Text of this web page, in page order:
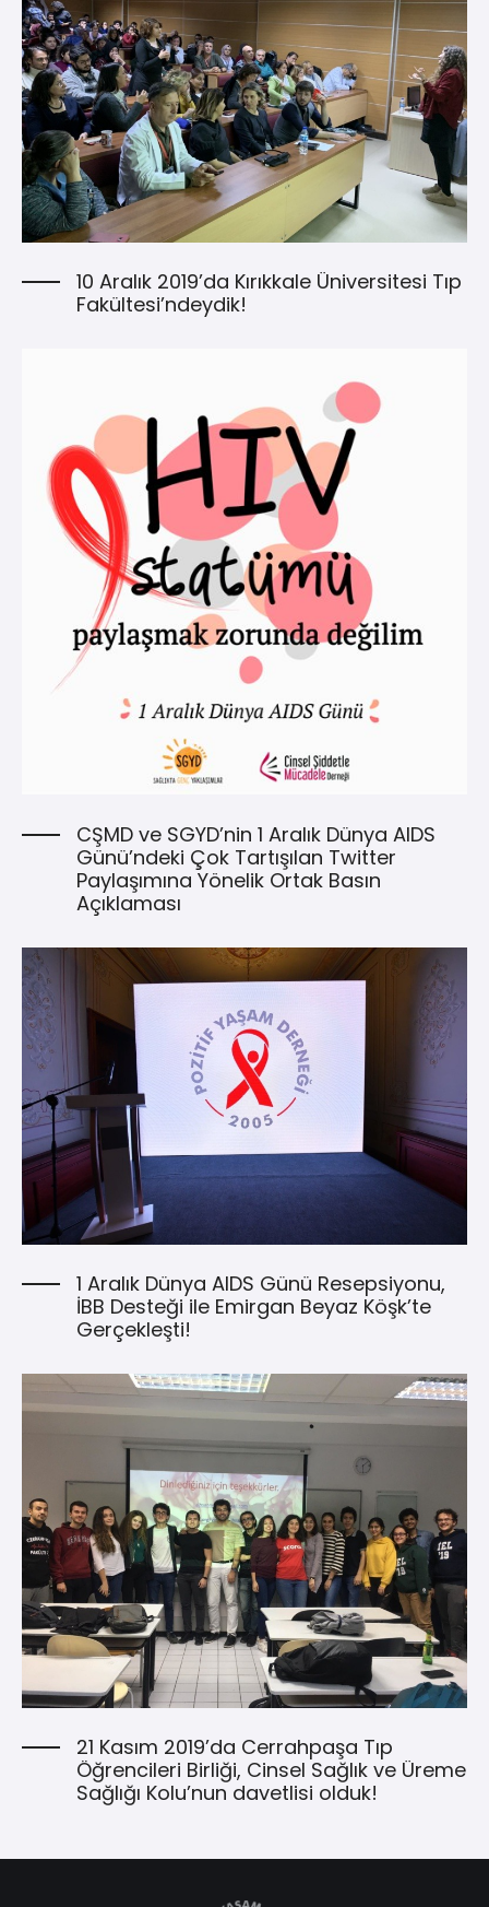
10 Aralık 2019’da Kırıkkale Üniversitesi Tıp
Fakültesi’ndeydik!
CŞMD ve SGYD’nin 1 Aralık Dünya AIDS
Günü’ndeki Çok Tartışılan Twitter
Paylaşımına Yönelik Ortak Basın
Açıklaması
1 Aralık Dünya AIDS Günü Resepsiyonu,
İBB Desteği ile Emirgan Beyaz Köşk’te
Gerçekleşti!
21 Kasım 2019’da Cerrahpaşa Tıp
Öğrencileri Birliği, Cinsel Sağlık ve Üreme
Sağlığı Kolu’nun davetlisi olduk!